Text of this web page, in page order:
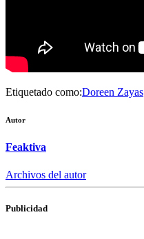
Etiquetado como:Doreen Zayas
Autor
Feaktiva
Archivos del autor
Publicidad